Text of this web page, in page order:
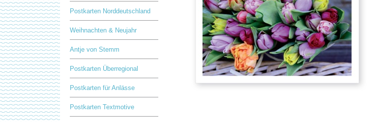
Postkarten Norddeutschland
Weihnachten & Neujahr
Antje von Stemm
Postkarten Überregional
Postkarten für Anlässe
Postkarten Textmotive